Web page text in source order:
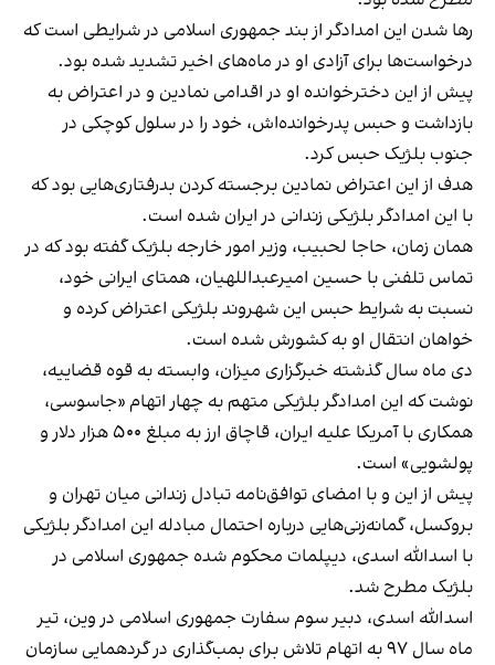
رها شدن این امدادگر از بند جمهوری اسلامی در شرایطی است که
درخواست‌ها برای آزادی او در ماه‌های اخیر تشدید شده بود.
پیش از این دخترخوانده‌ او در اقدامی نمادین و در اعتراض به
بازداشت و حبس پدرخوانده‌اش، خود را در سلول کوچکی در
جنوب بلژیک حبس کرد.
هدف از این اعتراض نمادین برجسته کردن بدرفتاری‌هایی بود که
با این امدادگر بلژیکی زندانی در ایران شده است.
همان زمان، حاجا لحبیب، وزیر امور خارجه بلژیک گفته بود که در
تماس تلفنی با حسین امیرعبداللهیان، همتای ایرانی خود،
نسبت به شرایط حبس این شهروند بلژیکی اعتراض کرده و
خواهان انتقال او به کشورش شده است.
دی‌ ماه سال گذشته خبرگزاری میزان، وابسته به قوه قضاییه،
نوشت که این امدادگر بلژیکی متهم به چهار اتهام «جاسوسی،
همکاری با آمریکا علیه ایران، قاچاق ارز به مبلغ ۵۰۰ هزار دلار و
پولشویی» است.
پیش از این و با امضای توافق‌نامه تبادل زندانی میان تهران و
بروکسل، گمانه‌زنی‌هایی درباره احتمال مبادله این امدادگر بلژیکی
با اسدالله اسدی، دیپلمات محکوم شده جمهوری اسلامی در
بلژیک مطرح شد.
اسدالله اسدی، دبیر سوم سفارت جمهوری اسلامی در وین، تیر
ماه سال ۹۷ به اتهام تلاش برای بمب‌گذاری در گردهمایی سازمان